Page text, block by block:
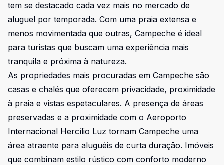
tem se destacado cada vez mais no mercado de
aluguel por temporada. Com uma praia extensa e
menos movimentada que outras, Campeche é ideal
para turistas que buscam uma experiência mais
tranquila e próxima à natureza.
As propriedades mais procuradas em Campeche são
casas e chalés que oferecem privacidade, proximidade
à praia e vistas espetaculares. A presença de áreas
preservadas e a proximidade com o Aeroporto
Internacional Hercílio Luz tornam Campeche uma
área atraente para aluguéis de curta duração. Imóveis
que combinam estilo rústico com conforto moderno